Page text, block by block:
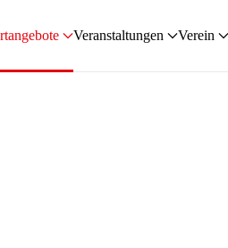
Veranstaltungen Verein